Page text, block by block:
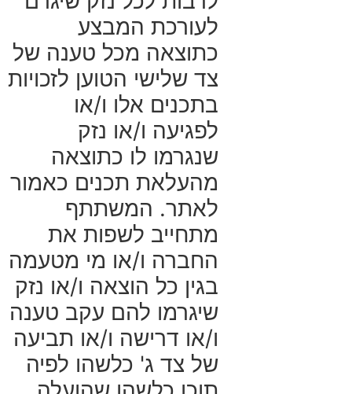
לעורכת המבצע
כתוצאה מכל טענה של
צד שלישי הטוען לזכויות
בתכנים אלו ו/או
לפגיעה ו/או נזק
שנגרמו לו כתוצאה
מהעלאת תכנים כאמור
לאתר. המשתתף
מתחייב לשפות את
החברה ו/או מי מטעמה
בגין כל הוצאה ו/או נזק
שיגרמו להם עקב טענה
ו/או דרישה ו/או תביעה
של צד ג' כלשהו לפיה